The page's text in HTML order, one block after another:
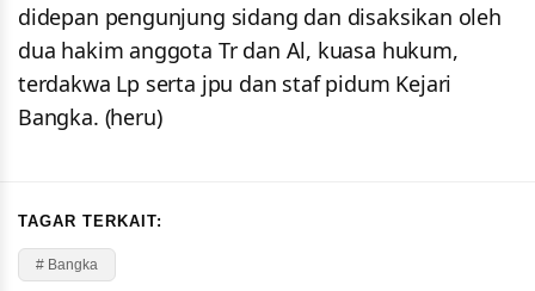
didepan pengunjung sidang dan disaksikan oleh
dua hakim anggota Tr dan Al, kuasa hukum,
terdakwa Lp serta jpu dan staf pidum Kejari
Bangka. (heru)
TAGAR TERKAIT:
# Bangka